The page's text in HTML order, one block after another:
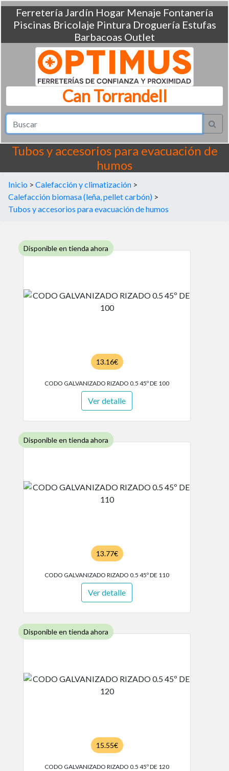
Ferretería Jardín Hogar Menaje Fontanería
Piscinas Bricolaje Pintura Droguería Estufas
Barbacoas Outlet
Can Torrandell
Tubos y accesorios para evacuación de
humos
Inicio > Calefacción y climatización >
Calefacción biomasa (leña, pellet carbón) >
Tubos y accesorios para evacuación de humos
Disponible en tienda ahora
13.16€
CODO GALVANIZADO RIZADO 0.5 45º DE 100
Ver detalle
Disponible en tienda ahora
13.77€
CODO GALVANIZADO RIZADO 0.5 45º DE 110
Ver detalle
Disponible en tienda ahora
15.55€
CODO GALVANIZADO RIZADO 0.5 45º DE 120